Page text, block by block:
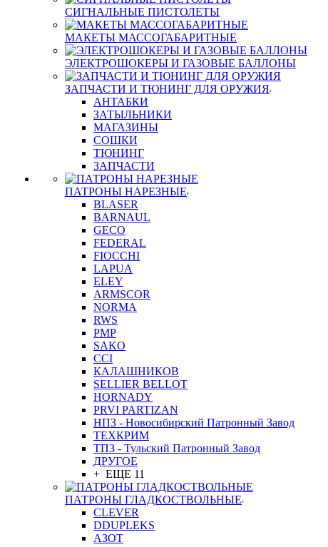
СИГНАЛЬНЫЕ ПИСТОЛЕТЫ
МАКЕТЫ МАССОГАБАРИТНЫЕ
ЭЛЕКТРОШОКЕРЫ И ГАЗОВЫЕ БАЛЛОНЫ
ЗАПЧАСТИ И ТЮНИНГ ДЛЯ ОРУЖИЯ
АНТАБКИ
ЗАТЫЛЬНИКИ
МАГАЗИНЫ
СОШКИ
ТЮНИНГ
ЗАПЧАСТИ
ПАТРОНЫ НАРЕЗНЫЕ
BLASER
BARNAUL
GEСO
FEDERAL
FIOCCHI
LAPUA
ELEY
ARMSCOR
NORMA
RWS
PMP
SAKO
CCI
КАЛАШНИКОВ
SELLIER BELLOT
HORNADY
PRVI PARTIZAN
НПЗ - Новосибирский Патронный Завод
ТЕХКРИМ
ТПЗ - Тульский Патронный Завод
ДРУГОЕ
+ ЕЩЕ 11
ПАТРОНЫ ГЛАДКОСТВОЛЬНЫЕ
CLEVER
DDUPLEKS
АЗОТ